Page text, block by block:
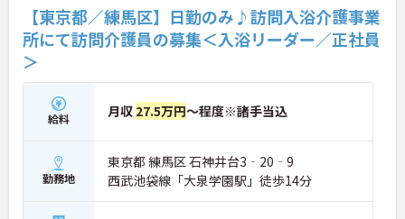
【東京都／練馬区】日勤のみ♪訪問入浴介護事業
所にて訪問介護員の募集＜入浴リーダー／正社員
＞
給料 月収 27.5万円～程度※諸手当込
勤務地
東京都 練馬区 石神井台3‐20‐9
西武池袋線「大泉学園駅」徒歩14分